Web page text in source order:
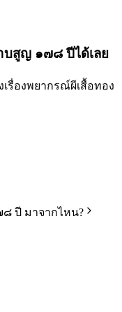
บสูญ ๑๗๘ ปีได้เลย
รื่องพยากรณ์ผีเสื้อทอง
ปี มาจากไหน?